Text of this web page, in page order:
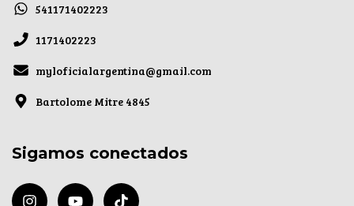
541171402223
1171402223
myloficialargentina@gmail.com
Bartolome Mitre 4845
Sigamos conectados